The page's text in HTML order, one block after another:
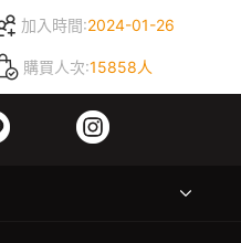
加入時間:2024-01-26
購買人次:15858人